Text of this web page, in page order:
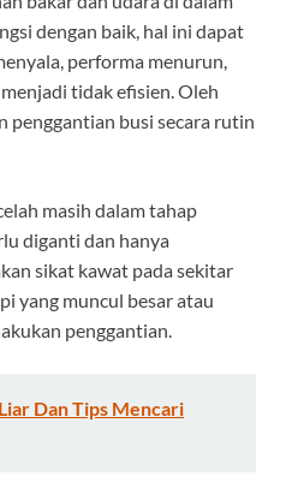
dengan baik, hal ini dapat
performa menurun,
tidak efisien. Oleh
penggantian busi secara rutin
masih dalam tahap
diganti dan hanya
sikat kawat pada sekitar
yang muncul besar atau
penggantian.
Dan Tips Mencari